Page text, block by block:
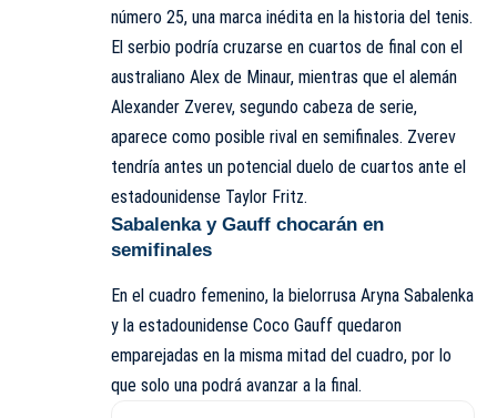
número 25, una marca inédita en la historia del tenis.
El serbio podría cruzarse en cuartos de final con el
australiano Alex de Minaur, mientras que el alemán
Alexander Zverev, segundo cabeza de serie,
aparece como posible rival en semifinales. Zverev
tendría antes un potencial duelo de cuartos ante el
estadounidense Taylor Fritz.
Sabalenka y Gauff chocarán en
semifinales
En el cuadro femenino, la bielorrusa Aryna Sabalenka
y la estadounidense Coco Gauff quedaron
emparejadas en la misma mitad del cuadro, por lo
que solo una podrá avanzar a la final.